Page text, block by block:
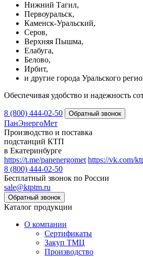
Нижний Тагил,
Первоуральск,
Каменск-Уральский,
Серов,
Верхняя Пышма,
Елабуга,
Белово,
Ирбит,
и другие города Уральского
Обеспечивая удобство и надежность
8 (800) 444-02-50
ПанЭнергоМет
Производство и поставка
подстанций КТП
в Екатеринбурге
https://t.me/panenergomet https://vk.com/
8 (800) 444-02-50
Бесплатный звонок по России
sale@ktptm.ru
Каталог продукции
О компании
Сертификаты
Закуп ТМЦ
Производство